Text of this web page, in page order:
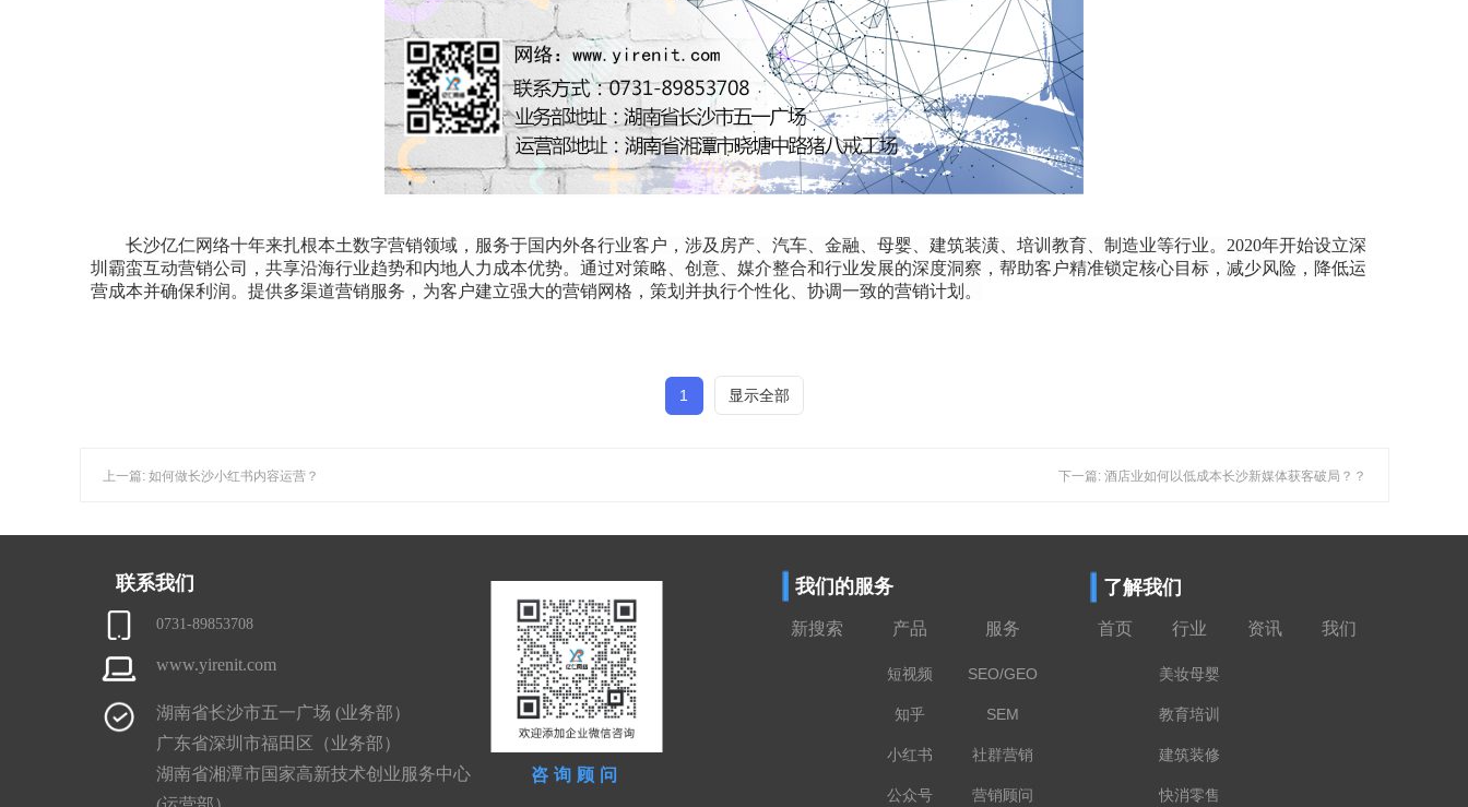
长沙亿仁网络十年来扎根本土数字营销领域，服务于国内外各行业客户，涉及房产、汽车、金融、母婴、建筑装潢、培训教育、制造业等行业。2020年开始设立深
圳霸蛮互动营销公司，共享沿海行业趋势和内地人力成本优势。通过对策略、创意、媒介整合和行业发展的深度洞察，帮助客户精准锁定核心目标，减少风险，降低运
营成本并确保利润。提供多渠道营销服务，为客户建立强大的营销网格，策划并执行个性化、协调一致的营销计划。
1 显示全部
上一篇: 如何做长沙小红书内容运营？ 下一篇: 酒店业如何以低成本长沙新媒体获客破局？？
联系我们
新搜索 产品
短视频
知乎
小红书
公众号
服务
SEO/GEO
SEM
社群营销
营销顾问
我们的服务 了解我们
首页 行业
美妆母婴
教育培训
建筑装修
快消零售
资讯 我们
0731-89853708
www.yirenit.com
湖南省长沙市五一广场 (业务部）
广东省深圳市福田区（业务部）
湖南省湘潭市国家高新技术创业服务中心
咨询顾问